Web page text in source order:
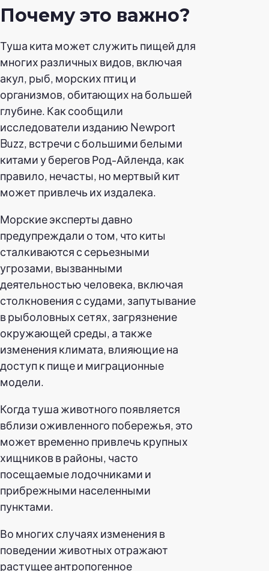
Почему это важно?
Туша кита может служить пищей для
многих различных видов, включая
акул, рыб, морских птиц и
организмов, обитающих на большей
глубине. Как сообщили
исследователи изданию Newport
Buzz, встречи с большими белыми
китами у берегов Род-Айленда, как
правило, нечасты, но мертвый кит
может привлечь их издалека.
Морские эксперты давно
предупреждали о том, что киты
сталкиваются с серьезными
угрозами, вызванными
деятельностью человека, включая
столкновения с судами, запутывание
в рыболовных сетях, загрязнение
окружающей среды, а также
изменения климата, влияющие на
доступ к пище и миграционные
модели.
Когда туша животного появляется
вблизи оживленного побережья, это
может временно привлечь крупных
хищников в районы, часто
посещаемые лодочниками и
прибрежными населенными
пунктами.
Во многих случаях изменения в
поведении животных отражают
растущее антропогенное